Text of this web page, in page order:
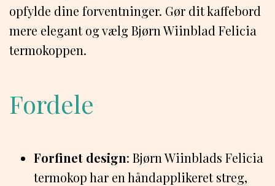
opfylde dine forventninger. Gør dit kaffebord
mere elegant og vælg Bjørn Wiinblad Felicia
termokoppen.
Fordele
Forfinet design: Bjørn Wiinblads Felicia
termokop har en håndapplikeret streg,